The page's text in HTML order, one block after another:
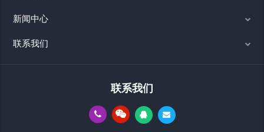
新闻中心
联系我们
联系我们